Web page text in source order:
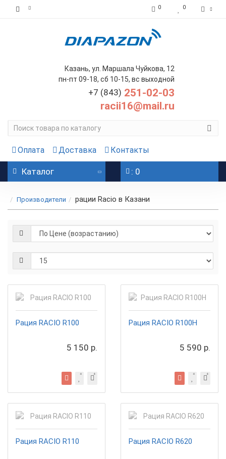
0 0
Казань, ул. Маршала Чуйкова, 12
пн-пт 09-18, сб 10-15, вс выходной
+7 (843) 251-02-03
racii16@mail.ru
Оплата Доставка Контакты
Каталог : 0
Производители рации Racio в Казани
Рация RACIO R100
5 150 р.
Рация RACIO R100H
5 590 р.
Рация RACIO R110 Рация RACIO R620